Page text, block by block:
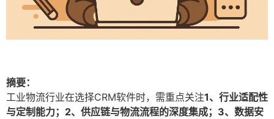
摘要：
工业物流行业在选择CRM软件时，需重点关注1、行业适配性
与定制能力；2、供应链与物流流程的深度集成；3、数据安